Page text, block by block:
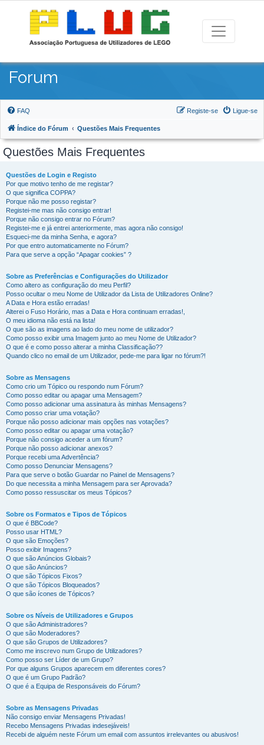
Forum
FAQ Ligue-se
Registe-se
Índice do Fórum Questões Mais Frequentes
Questões Mais Frequentes
Questões de Login e Registo
Por que motivo tenho de me registar?
O que significa COPPA?
Porque não me posso registar?
Registei-me mas não consigo entrar!
Porque não consigo entrar no Fórum?
Registei-me e já entrei anteriormente, mas agora não consigo!
Esqueci-me da minha Senha, e agora?
Por que entro automaticamente no Fórum?
Para que serve a opção “Apagar cookies” ?
Sobre as Preferências e Configurações do Utilizador
Como altero as configuração do meu Perfil?
Posso ocultar o meu Nome de Utilizador da Lista de Utilizadores Online?
A Data e Hora estão erradas!
Alterei o Fuso Horário, mas a Data e Hora continuam erradas!,
O meu idioma não está na lista!
O que são as imagens ao lado do meu nome de utilizador?
Como posso exibir uma Imagem junto ao meu Nome de Utilizador?
O que é e como posso alterar a minha Classificação??
Quando clico no email de um Utilizador, pede-me para ligar no fórum?!
Sobre as Mensagens
Como crio um Tópico ou respondo num Fórum?
Como posso editar ou apagar uma Mensagem?
Como posso adicionar uma assinatura às minhas Mensagens?
Como posso criar uma votação?
Porque não posso adicionar mais opções nas votações?
Como posso editar ou apagar uma votação?
Porque não consigo aceder a um fórum?
Porque não posso adicionar anexos?
Porque recebi uma Advertência?
Como posso Denunciar Mensagens?
Para que serve o botão Guardar no Painel de Mensagens?
Do que necessita a minha Mensagem para ser Aprovada?
Como posso ressuscitar os meus Tópicos?
Sobre os Formatos e Tipos de Tópicos
O que é BBCode?
Posso usar HTML?
O que são Emoções?
Posso exibir Imagens?
O que são Anúncios Globais?
O que são Anúncios?
O que são Tópicos Fixos?
O que são Tópicos Bloqueados?
O que são ícones de Tópicos?
Sobre os Níveis de Utilizadores e Grupos
O que são Administradores?
O que são Moderadores?
O que são Grupos de Utilizadores?
Como me inscrevo num Grupo de Utilizadores?
Como posso ser Líder de um Grupo?
Por que alguns Grupos aparecem em diferentes cores?
O que é um Grupo Padrão?
O que é a Equipa de Responsáveis do Fórum?
Sobre as Mensagens Privadas
Não consigo enviar Mensagens Privadas!
Recebo Mensagens Privadas indesejáveis!
Recebi de alguém neste Fórum um email com assuntos irrelevantes ou abusivos!